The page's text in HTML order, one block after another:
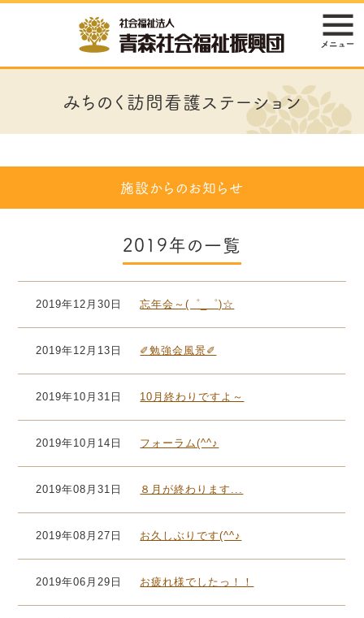
みちのく訪問看護ステーション
施設からのお知らせ
2019年の一覧
2019年12月30日 忘年会～(゜_゜)☆
2019年12月13日 ✐勉強会風景✐
2019年10月31日 10月終わりですよ～
2019年10月14日 フォーラム(^^♪
2019年08月31日 ８月が終わります...
2019年08月27日 お久しぶりです(^^♪
2019年06月29日 お疲れ様でしたっ！！